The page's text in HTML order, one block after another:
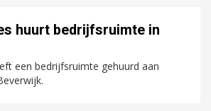
huurt bedrijfsruimte in
een bedrijfsruimte gehuurd aan